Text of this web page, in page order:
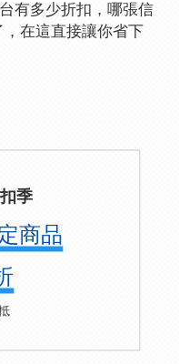
有多少折扣，哪張信
在這直接讓你省下
季
商品